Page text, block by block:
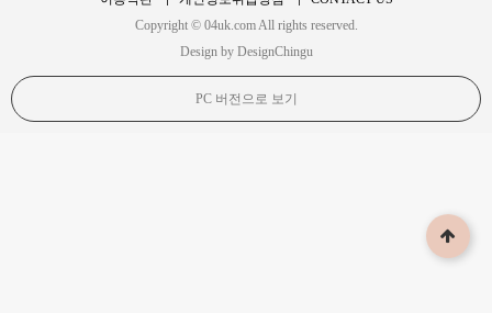
Copyright © 04uk.com All rights reserved.
Design by DesignChingu
PC 버전으로 보기